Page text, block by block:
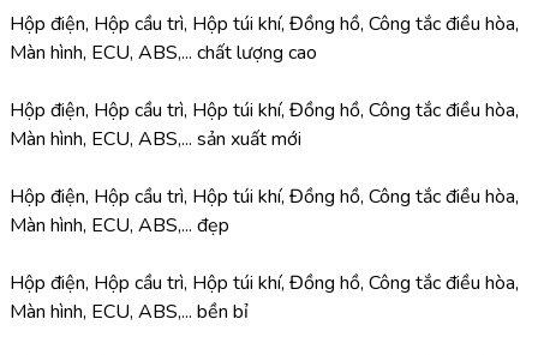
Hộp điện, Hộp cầu trì, Hộp túi khí, Đồng hồ, Công tắc điều hòa,
Màn hình, ECU, ABS,... chất lượng cao
Hộp điện, Hộp cầu trì, Hộp túi khí, Đồng hồ, Công tắc điều hòa,
Màn hình, ECU, ABS,... sản xuất mới
Hộp điện, Hộp cầu trì, Hộp túi khí, Đồng hồ, Công tắc điều hòa,
Màn hình, ECU, ABS,... đẹp
Hộp điện, Hộp cầu trì, Hộp túi khí, Đồng hồ, Công tắc điều hòa,
Màn hình, ECU, ABS,... bền bỉ